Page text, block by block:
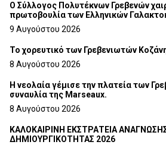
Ο Σύλλογος Πολυτέκνων Γρεβενών
πρωτοβουλία των Ελληνικών
9 Αυγούστου 2026
Το χορευτικό των Γρεβενιωτών
8 Αυγούστου 2026
Η νεολαία γέμισε την πλατεία των
συναυλία της Marseaux.
8 Αυγούστου 2026
ΚΑΛΟΚΑΙΡΙΝΗ ΕΚΣΤΡΑΤΕΙΑ ΑΝΑΓΝΩΣΗΣ
ΔΗΜΙΟΥΡΓΙΚΟΤΗΤΑΣ 2026